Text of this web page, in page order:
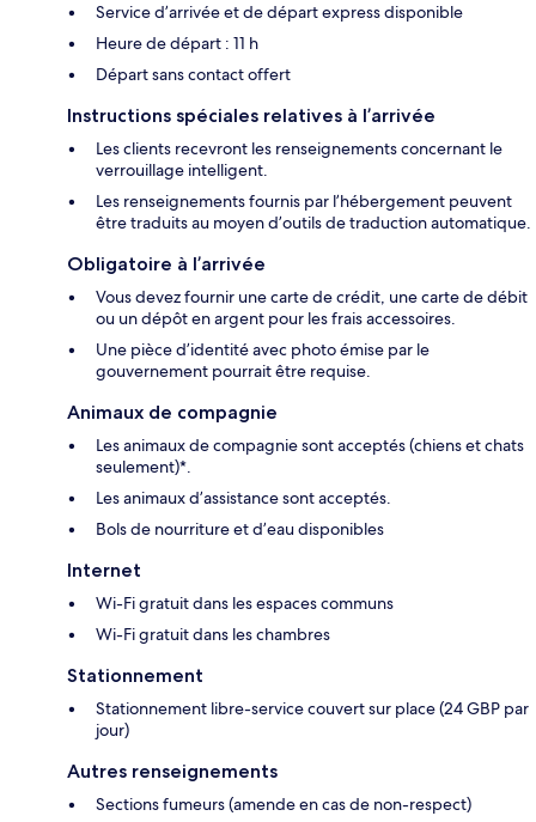
Service d’arrivée et de départ express disponible
Heure de départ : 11 h
Départ sans contact offert
Instructions spéciales relatives à l’arrivée
Les clients recevront les renseignements concernant le
verrouillage intelligent.
Les renseignements fournis par l’hébergement peuvent
être traduits au moyen d’outils de traduction automatique.
Obligatoire à l’arrivée
Vous devez fournir une carte de crédit, une carte de débit
ou un dépôt en argent pour les frais accessoires.
Une pièce d’identité avec photo émise par le
gouvernement pourrait être requise.
Animaux de compagnie
Les animaux de compagnie sont acceptés (chiens et chats
seulement)*.
Les animaux d’assistance sont acceptés.
Bols de nourriture et d’eau disponibles
Internet
Wi-Fi gratuit dans les espaces communs
Wi-Fi gratuit dans les chambres
Stationnement
Stationnement libre-service couvert sur place (24 GBP par
jour)
Autres renseignements
Sections fumeurs (amende en cas de non-respect)